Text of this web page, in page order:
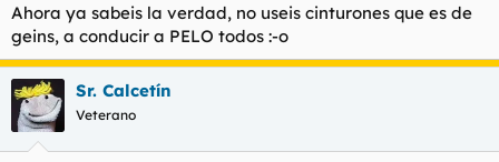
Ahora ya sabeis la verdad, no useis cinturones que es de
geins, a conducir a PELO todos :-o
Sr. Calcetín
Veterano